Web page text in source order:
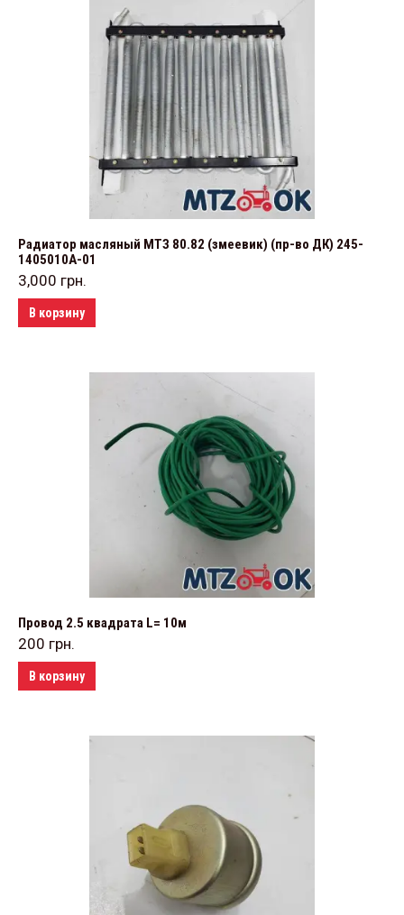
Радиатор масляный МТЗ 80.82 (змеевик) (пр-во ДК) 245-
1405010А-01
3,000 грн.
В корзину
Провод 2.5 квадрата L= 10м
200 грн.
В корзину